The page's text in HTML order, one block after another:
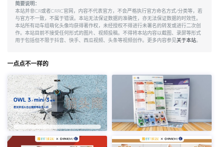
简要说明：
本站并非CR或者CRRC官网，内容不代表官方，不会严格执行官方命名方式/分类等，若
与官方不一致，不属于错误。本站无法保证数据的准确性，亦无法保证数据的时效性。
本站所有动车组萌化头像均获得著作权，未经授权不得进行未署名的转发或进行二次创
作。本站目前不接受任何形式的图片、视频投稿。不得将本站内容以截图、录屏等形式
用于包括但不限于抖音、快手、西瓜视频、头条等视频创作。更多内容参见关于本站。
一点点不一样的